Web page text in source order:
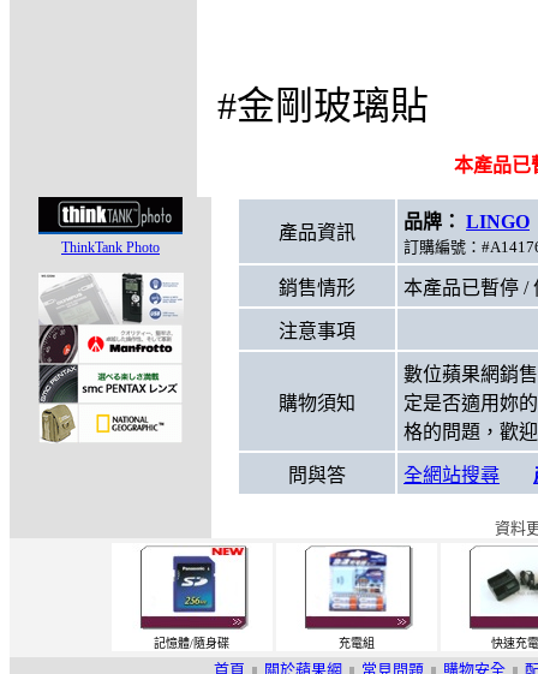
#金剛玻璃貼
本產品已
ThinkTank Photo
產品資訊
品牌： LINGO
訂購編號：
銷售情形 本產品已暫停 /
注意事項
購物須知
數位蘋果網銷
定是否適用妳
格的問題，歡
問與答 全網站搜尋
資料
記憶體/隨身碟 充電組 快速充
首頁 || 關於蘋果網 || 常見問題 || 購物安全 ||